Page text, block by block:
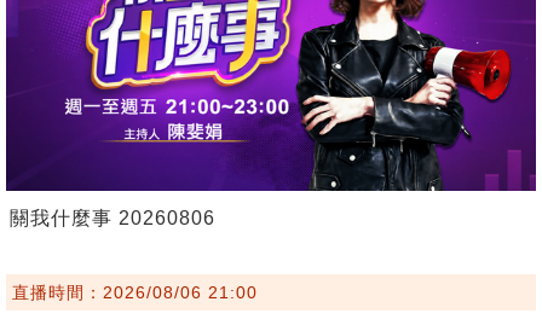
關我什麼事 20260806
直播時間：2026/08/06 21:00